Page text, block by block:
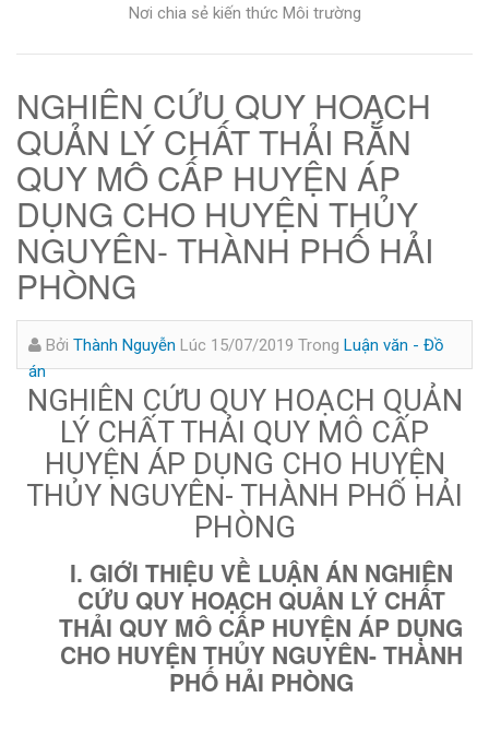
Nơi chia sẻ kiến thức Môi trường
NGHIÊN CỨU QUY HOẠCH
QUẢN LÝ CHẤT THẢI RẮN
QUY MÔ CẤP HUYỆN ÁP
DỤNG CHO HUYỆN THỦY
NGUYÊN- THÀNH PHỐ HẢI
PHÒNG
Bởi Thành Nguyễn Lúc 15/07/2019 Trong Luận văn - Đồ
án
NGHIÊN CỨU QUY HOẠCH QUẢN
LÝ CHẤT THẢI QUY MÔ CẤP
HUYỆN ÁP DỤNG CHO HUYỆN
THỦY NGUYÊN- THÀNH PHỐ HẢI
PHÒNG
I. GIỚI THIỆU VỀ LUẬN ÁN NGHIÊN
CỨU QUY HOẠCH QUẢN LÝ CHẤT
THẢI QUY MÔ CẤP HUYỆN ÁP DỤNG
CHO HUYỆN THỦY NGUYÊN- THÀNH
PHỐ HẢI PHÒNG